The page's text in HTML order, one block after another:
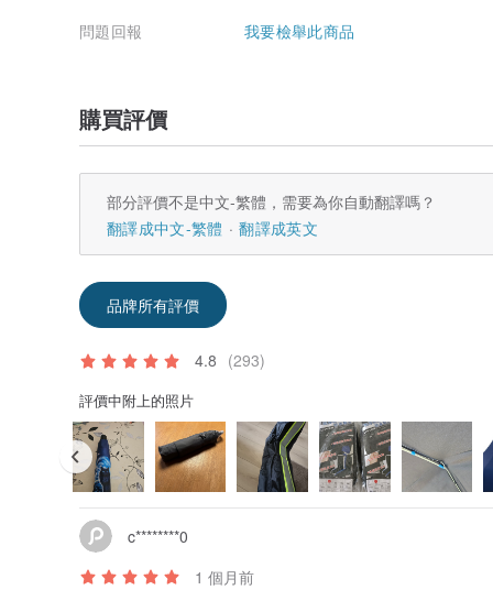
問題回報 我要檢舉此商品
購買評價
部分評價不是中文-繁體，需要為你自動翻譯嗎？
翻譯成中文-繁體
翻譯成英文
品牌所有評價
4.8 (293)
評價中附上的照片
c********0
1 個月前